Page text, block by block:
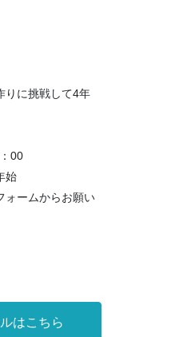
りに挑戦して4年
00
始
ォームからお願い
はこちら